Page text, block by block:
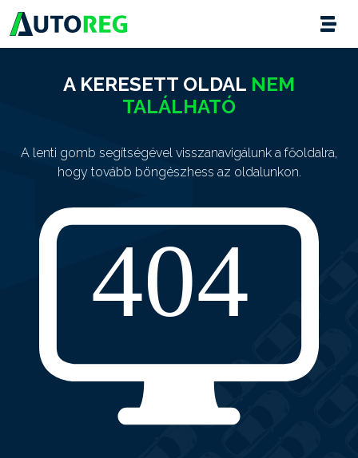
A KERESETT OLDAL NEM
TALÁLHATÓ
A lenti gomb segítségével visszanavigálunk a főoldalra,
hogy tovább böngészhess az oldalunkon.